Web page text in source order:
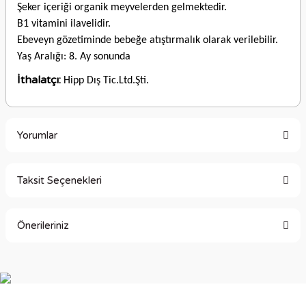
Şeker içeriği organik meyvelerden gelmektedir.
B1 vitamini ilavelidir.
Ebeveyn gözetiminde bebeğe atıştırmalık olarak verilebilir.
Yaş Aralığı: 8. Ay sonunda
İthalatçı: Hipp Dış Tic.Ltd.Şti.
Yorumlar
Taksit Seçenekleri
Önerileriniz